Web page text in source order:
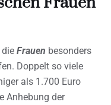
Frauen besonders
Doppelt so viele
als 1.700 Euro
Anhebung der